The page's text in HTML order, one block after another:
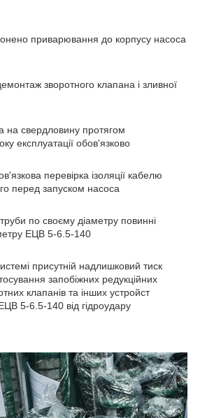
приварювання до корпусу насоса
зворотного клапана і зливної
на свердловину протягом
експлуатації обов'язково
перевірка ізоляції кабелю
перед запуском насоса
по своєму діаметру повинні
ЕЦВ 5-6.5-140
присутній надлишковий тиск
запобіжних редукційних
клапанів та інших устройст
5-6.5-140 від гідроудару